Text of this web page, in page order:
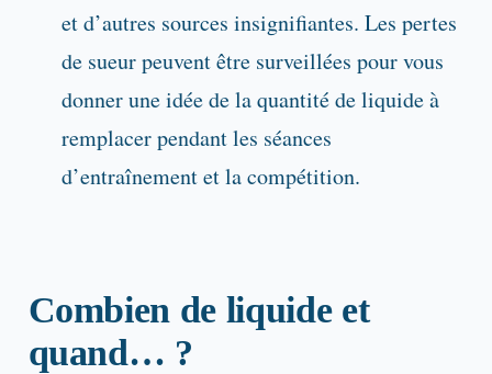
et d’autres sources insignifiantes. Les pertes
de sueur peuvent être surveillées pour vous
donner une idée de la quantité de liquide à
remplacer pendant les séances
d’entraînement et la compétition.
Combien de liquide et
quand… ?